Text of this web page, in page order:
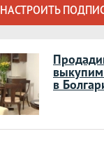
НАСТРОИТЬ
в